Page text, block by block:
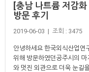
[충남 나트륨 저감
방문 후기
2019-06-03 | 조회 : 3475
안녕하세요 한국외식산업연
위해 방문하였던공주시의
와 멋진 외관으로 더욱 눈길